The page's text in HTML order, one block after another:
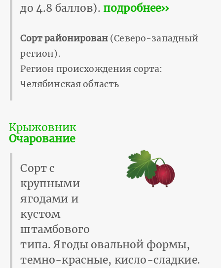
до 4.8 баллов). подробнее››
Сорт районирован(Северо-западный
регион).
Регион происхождения сорта:
Челябинская область
Крыжовник
Очарование
Сорт с
крупными
ягодами и
кустом
штамбового
типа. Ягоды овальной формы,
темно-красные, кисло-сладкие.